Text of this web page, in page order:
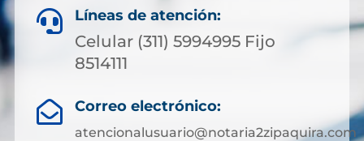
 Líneas de atención:
Celular (311) 5994995 Fijo
8514111
 Correo electrónico:
atencionalusuario@notaria2zipaquira.com